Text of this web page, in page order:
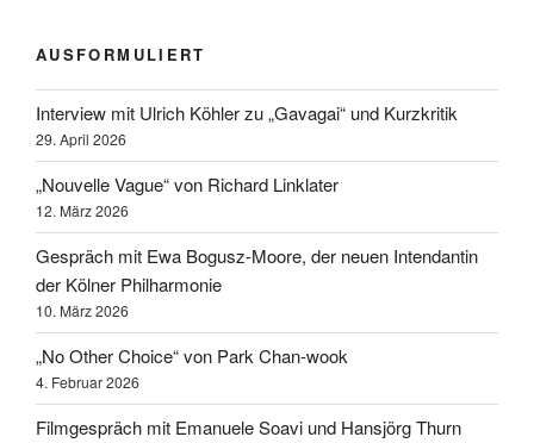
AUSFORMULIERT
Interview mit Ulrich Köhler zu „Gavagai“ und Kurzkritik
29. April 2026
„Nouvelle Vague“ von Richard Linklater
12. März 2026
Gespräch mit Ewa Bogusz-Moore, der neuen Intendantin
der Kölner Philharmonie
10. März 2026
„No Other Choice“ von Park Chan-wook
4. Februar 2026
Filmgespräch mit Emanuele Soavi und Hansjörg Thurn